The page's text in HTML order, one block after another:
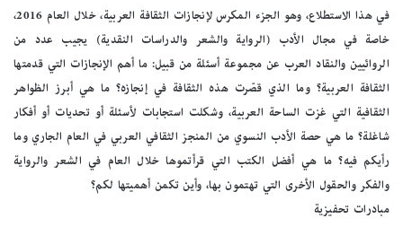
في هذا الاستطلاع، وهو الجزء المكرس لإنجازات الثقافة العربية، خلال العام 2016،
خاصة في مجال الأدب (الرواية والشعر والدراسات النقدية) يجيب عدد من
الروائيين والنقاد العرب عن مجموعة أسئلة من قبيل: ما أهم الإنجازات التي قدمتها
الثقافة العربية؟ وما الذي قصّرت هذه الثقافة في إنجازه؟ ما هي أبرز الظواهر
الثقافية التي غزت الساحة العربية، وشكلت استجابات لأسئلة أو تحديات أو أفكار
شاغلة؟ ما هي حصة الأدب النسوي من المنجز الثقافي العربي في العام الجاري وما
رأيكم فيه؟ ما هي أفضل الكتب التي قرأتموها خلال العام في الشعر والرواية
والفكر والحقول الأخرى التي تهتمون بها، وأين تكمن أهميتها لكم؟
مبادرات تحفيزية